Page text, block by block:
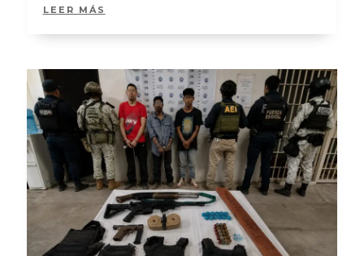
LEER MÁS